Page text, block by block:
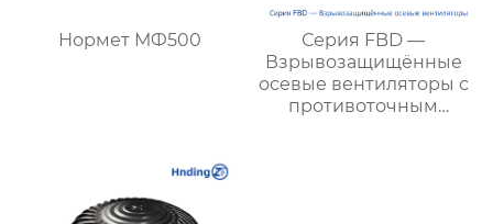
Нормет МФ500
Серия FBD —
Взрывозащищённые
осевые вентиляторы с
противоточным